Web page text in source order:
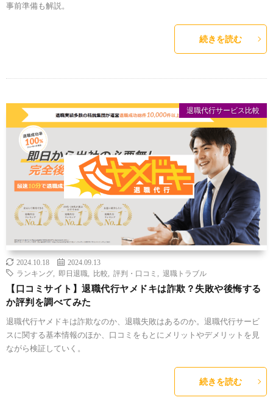
事前準備も解説。
続きを読む
退職代行サービス比較
2024.10.18
2024.09.13
ランキング
即日退職 比較 評判・口コミ 退職トラブル
【口コミサイト】退職代行ヤメドキは詐欺？失敗や後悔する
か評判を調べてみた
退職代行ヤメドキは詐欺なのか、退職失敗はあるのか。退職代行サービ
スに関する基本情報のほか、口コミをもとにメリットやデメリットを見
ながら検証していく。
続きを読む